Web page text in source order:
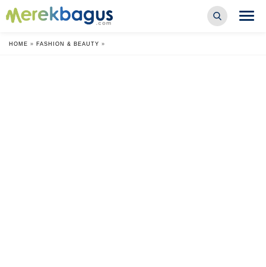
HOME » FASHION & BEAUTY »